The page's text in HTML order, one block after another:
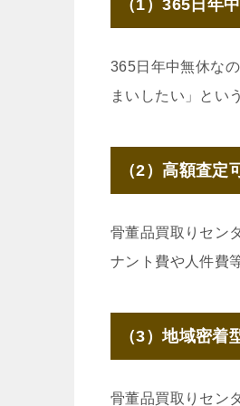
（1）365日年
365日年中無休な
まいしたい」とい
（2）高額査定
骨董品買取りセン
ナント費や人件費
（3）地域密着
骨董品買取りセン